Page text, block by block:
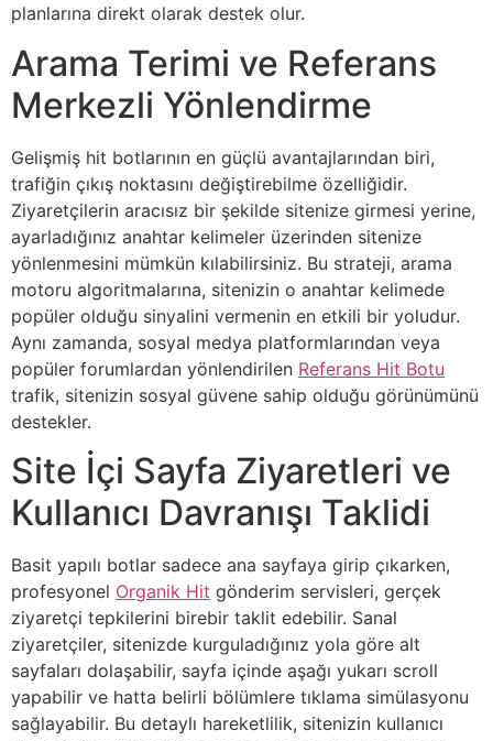
planlarına direkt olarak destek olur.
Arama Terimi ve Referans
Merkezli Yönlendirme
Gelişmiş hit botlarının en güçlü avantajlarından biri,
trafiğin çıkış noktasını değiştirebilme özelliğidir.
Ziyaretçilerin aracısız bir şekilde sitenize girmesi yerine,
ayarladığınız anahtar kelimeler üzerinden sitenize
yönlenmesini mümkün kılabilirsiniz. Bu strateji, arama
motoru algoritmalarına, sitenizin o anahtar kelimede
popüler olduğu sinyalini vermenin en etkili bir yoludur.
Aynı zamanda, sosyal medya platformlarından veya
popüler forumlardan yönlendirilen Referans Hit Botu
trafik, sitenizin sosyal güvene sahip olduğu görünümünü
destekler.
Site İçi Sayfa Ziyaretleri ve
Kullanıcı Davranışı Taklidi
Basit yapılı botlar sadece ana sayfaya girip çıkarken,
profesyonel Organik Hit gönderim servisleri, gerçek
ziyaretçi tepkilerini birebir taklit edebilir. Sanal
ziyaretçiler, sitenizde kurguladığınız yola göre alt
sayfaları dolaşabilir, sayfa içinde aşağı yukarı scroll
yapabilir ve hatta belirli bölümlere tıklama simülasyonu
sağlayabilir. Bu detaylı hareketlilik, sitenizin kullanıcı